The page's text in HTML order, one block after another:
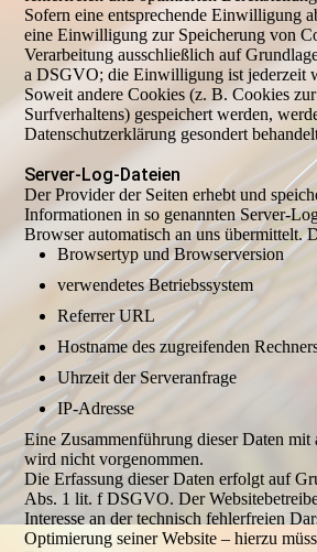
Sofern eine entsprechende Einwilligung
eine Einwilligung zur Speicherung von
Verarbeitung ausschließlich auf
a DSGVO; die Einwilligung ist jederzeit
Soweit andere Cookies (z. B. Cookies
Surfverhaltens) gespeichert werden,
Datenschutzerklärung gesondert
Server-Log-Dateien
Der Provider der Seiten erhebt und
Informationen in so genannten Server-
Browser automatisch an uns übermittelt.
Browsertyp und Browserversion
verwendetes Betriebssystem
Referrer URL
Hostname des zugreifenden
Uhrzeit der Serveranfrage
IP-Adresse
Eine Zusammenführung dieser Daten mit
wird nicht vorgenommen.
Die Erfassung dieser Daten erfolgt auf
Abs. 1 lit. f DSGVO. Der
Interesse an der technisch fehlerfreien
Optimierung seiner Website – hierzu